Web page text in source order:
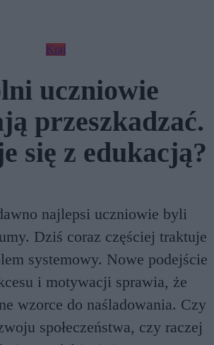
Kraj
uczniowie
przeszkadzać.
się z edukacją?
najlepsi uczniowie byli
Dziś coraz częściej traktuje
systemowy. Nowe podejście
i motywacji sprawia, że
wzorce do naśladowania. Czy
społeczeństwa, czy raczej